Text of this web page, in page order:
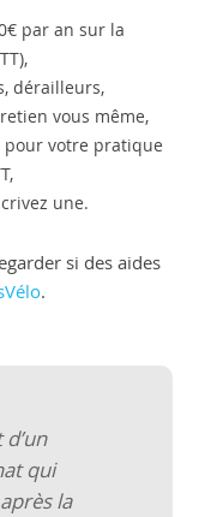
par an sur la
dérailleurs,
vous même,
pour votre pratique
une.
si des aides
.
qui
la